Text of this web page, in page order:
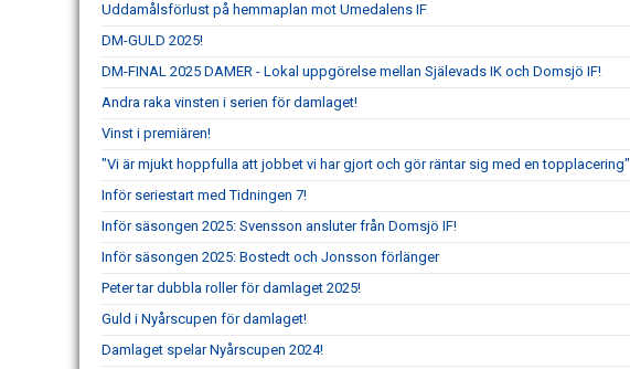
Uddamålsförlust på hemmaplan mot Umedalens IF
DM-GULD 2025!
DM-FINAL 2025 DAMER - Lokal uppgörelse mellan Själevads IK och Domsjö IF!
Andra raka vinsten i serien för damlaget!
Vinst i premiären!
"Vi är mjukt hoppfulla att jobbet vi har gjort och gör räntar sig med en topplacering"
Inför seriestart med Tidningen 7!
Inför säsongen 2025: Svensson ansluter från Domsjö IF!
Inför säsongen 2025: Bostedt och Jonsson förlänger
Peter tar dubbla roller för damlaget 2025!
Guld i Nyårscupen för damlaget!
Damlaget spelar Nyårscupen 2024!